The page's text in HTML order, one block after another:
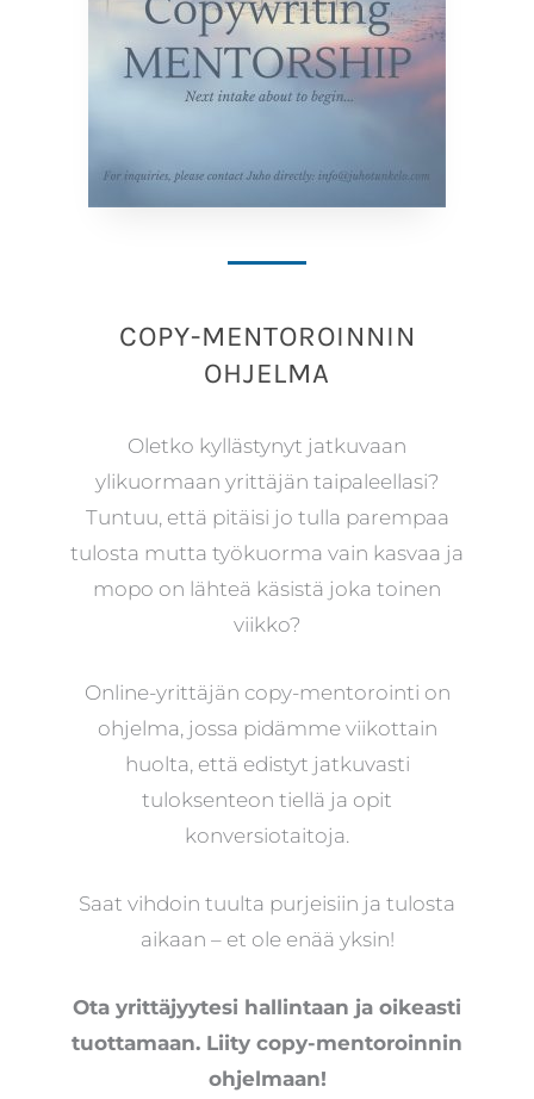
COPY-MENTOROINNIN
OHJELMA
Oletko kyllästynyt jatkuvaan
ylikuormaan yrittäjän taipaleellasi?
Tuntuu, että pitäisi jo tulla parempaa
tulosta mutta työkuorma vain kasvaa ja
mopo on lähteä käsistä joka toinen
viikko?
Online-yrittäjän copy-mentorointi on
ohjelma, jossa pidämme viikottain
huolta, että edistyt jatkuvasti
tuloksenteon tiellä ja opit
konversiotaitoja.
Saat vihdoin tuulta purjeisiin ja tulosta
aikaan – et ole enää yksin!
Ota yrittäjyytesi hallintaan ja oikeasti
tuottamaan. Liity copy-mentoroinnin
ohjelmaan!